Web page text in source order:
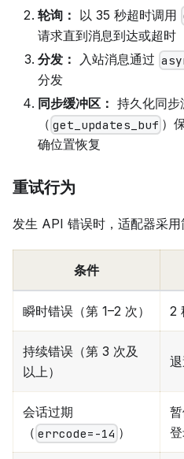
轮询： 以 35 秒超时调用
请求直到消息到达或超时
分发：
入站消息通过
分发
同步缓冲区： 持久化同步
（ get_updates_buf ）
确位置恢复
重试行为
发生 API 错误时，适配器采用
条件
瞬时错误（第 1–2 次） 2
持续错误（第 3 次及
以上）
会话过期
（ errcode=-14 ）
登